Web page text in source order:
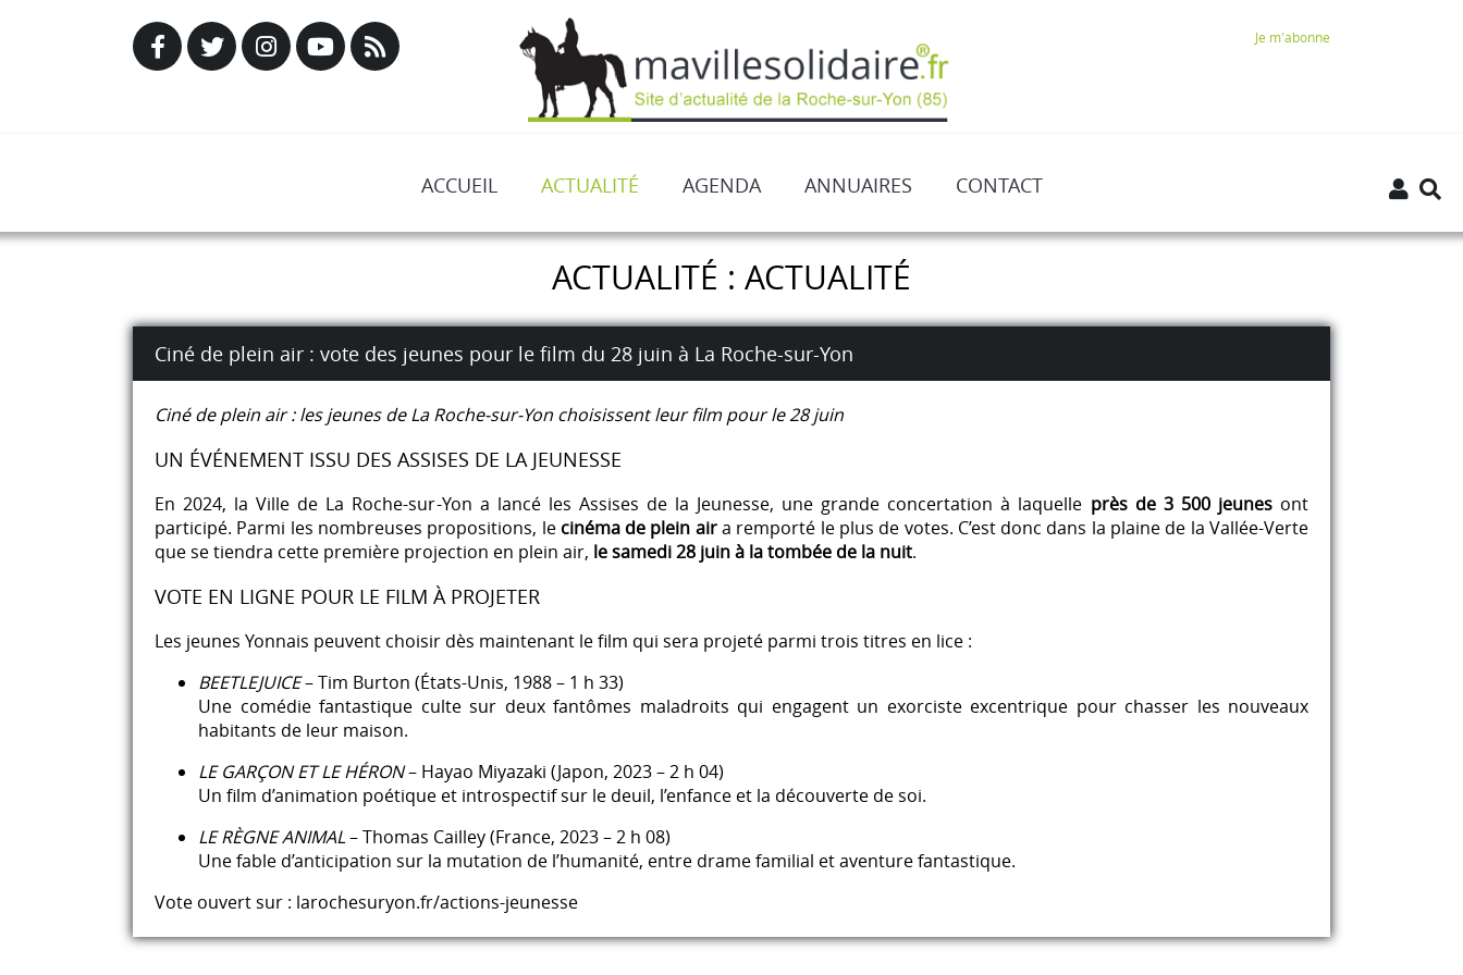
Je m'abonne
ACCUEIL ACTUALITÉ AGENDA ANNUAIRES CONTACT
ACTUALITÉ : ACTUALITÉ
Ciné de plein air : vote des jeunes pour le film du 28 juin à La Roche-sur-Yon
Ciné de plein air : les jeunes de La Roche-sur-Yon choisissent leur film pour le 28 juin
UN ÉVÉNEMENT ISSU DES ASSISES DE LA JEUNESSE
En 2024, la Ville de La Roche-sur-Yon a lancé les Assises de la Jeunesse, une grande concertation à laquelle près de 3 500 jeunesont
participé. Parmi les nombreuses propositions, le cinéma de plein aira remporté le plus de votes. C’est donc dans la plaine de la Vallée-Verte
que se tiendra cette première projection en plein air, le samedi 28 juin à la tombée de la nuit.
VOTE EN LIGNE POUR LE FILM À PROJETER
Les jeunes Yonnais peuvent choisir dès maintenant le film qui sera projeté parmi trois titres en lice :
BEETLEJUICE– Tim Burton (États-Unis, 1988 – 1 h 33)
Une comédie fantastique culte sur deux fantômes maladroits qui engagent un exorciste excentrique pour chasser les nouveaux
habitants de leur maison.
LE GARÇON ET LE HÉRON– Hayao Miyazaki (Japon, 2023 – 2 h 04)
Un film d’animation poétique et introspectif sur le deuil, l’enfance et la découverte de soi.
LE RÈGNE ANIMAL– Thomas Cailley (France, 2023 – 2 h 08)
Une fable d’anticipation sur la mutation de l’humanité, entre drame familial et aventure fantastique.
Vote ouvert sur : larochesuryon.fr/actions-jeunesse